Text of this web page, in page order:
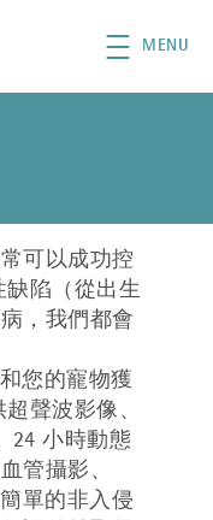
MENU
可以成功控
缺陷（從出生
，我們都會
您的寵物獲
聲波影像、
24 小時動態
管攝影、
單的非入侵